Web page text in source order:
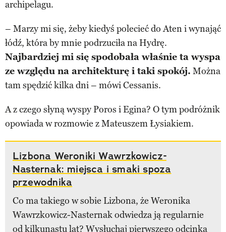
archipelagu.
– Marzy mi się, żeby kiedyś polecieć do Aten i wynająć
łódź, która by mnie podrzuciła na Hydrę.
Najbardziej mi się spodobała właśnie ta wyspa
ze względu na architekturę i taki spokój. Można
tam spędzić kilka dni – mówi Cessanis.
A z czego słyną wyspy Poros i Egina? O tym podróżnik
opowiada w rozmowie z Mateuszem Łysiakiem.
Lizbona Weroniki Wawrzkowicz-
Nasternak: miejsca i smaki spoza
przewodnika
Co ma takiego w sobie Lizbona, że Weronika
Wawrzkowicz-Nasternak odwiedza ją regularnie
od kilkunastu lat? Wysłuchaj pierwszego odcinka